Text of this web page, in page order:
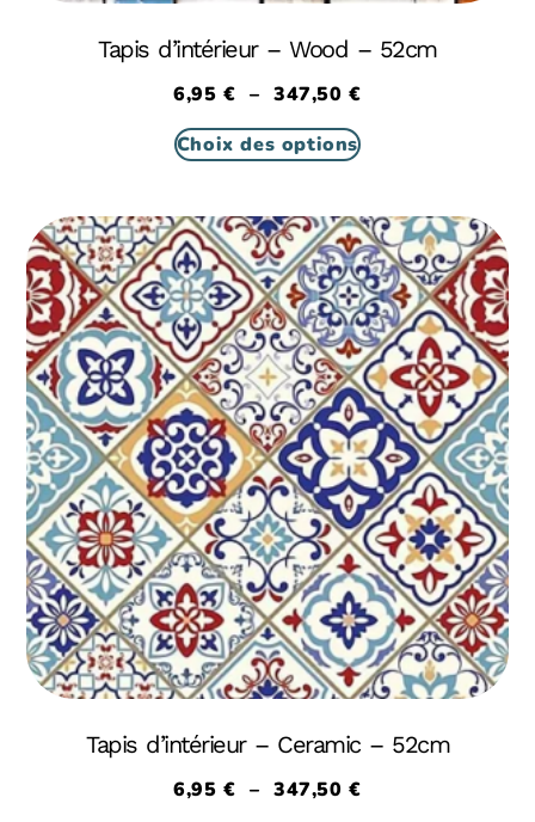
Tapis d’intérieur – Wood – 52cm
6,95€ – 347,50€
Choix des options
Tapis d’intérieur – Ceramic – 52cm
6,95€ – 347,50€